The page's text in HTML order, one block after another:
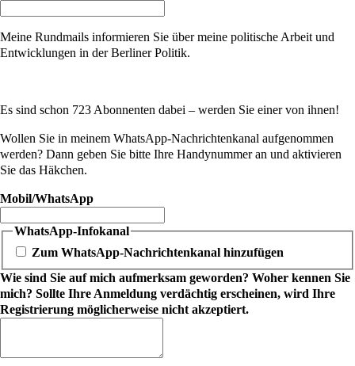
Meine Rundmails informieren Sie über meine politische Arbeit und
Entwicklungen in der Berliner Politik.
Es sind schon 723 Abonnenten dabei – werden Sie einer von ihnen!
Wollen Sie in meinem WhatsApp-Nachrichtenkanal aufgenommen
werden? Dann geben Sie bitte Ihre Handynummer an und aktivieren
Sie das Häkchen.
Mobil/WhatsApp
WhatsApp-Infokanal
Zum WhatsApp-Nachrichtenkanal hinzufügen
Wie sind Sie auf mich aufmerksam geworden? Woher kennen Sie
mich? Sollte Ihre Anmeldung verdächtig erscheinen, wird Ihre
Registrierung möglicherweise nicht akzeptiert.